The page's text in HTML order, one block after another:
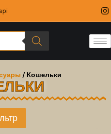
/ Кошельки